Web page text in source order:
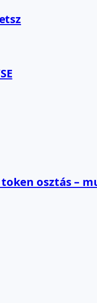
osztás –